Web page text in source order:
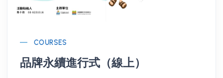
COURSES
品牌永續進行式（線上）